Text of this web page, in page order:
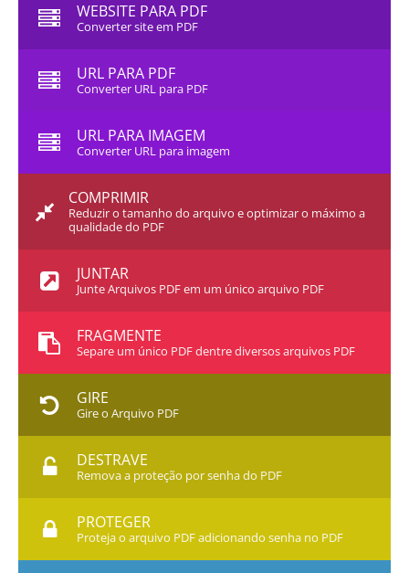
WEBSITE PARA PDF
Converter site em PDF
URL PARA PDF
Converter URL para PDF
URL PARA IMAGEM
Converter URL para imagem
COMPRIMIR
Reduzir o tamanho do arquivo e optimizar o máximo a
qualidade do PDF
JUNTAR
Junte Arquivos PDF em um único arquivo PDF
FRAGMENTE
Separe um único PDF dentre diversos arquivos PDF
GIRE
Gire o Arquivo PDF
DESTRAVE
Remova a proteção por senha do PDF
PROTEGER
Proteja o arquivo PDF adicionando senha no PDF